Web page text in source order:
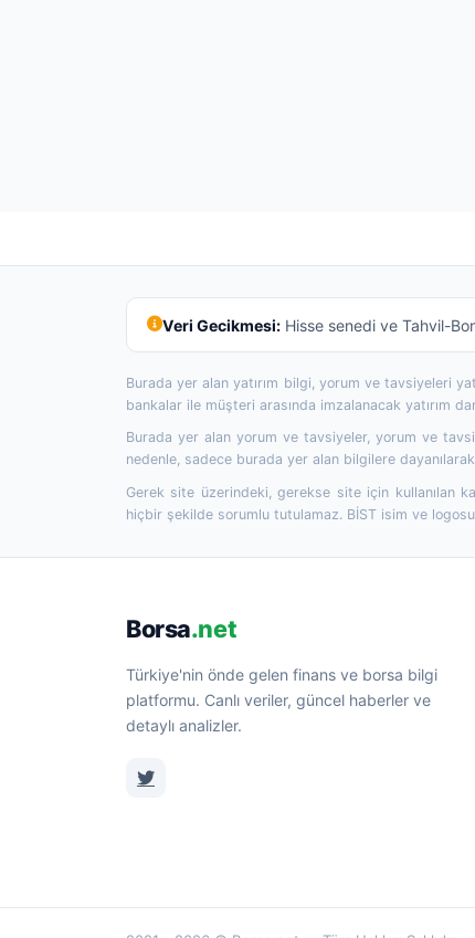
Veri Gecikmesi:Hisse senedi ve Tahvil-
Burada yer alan yatırım bilgi, yorum ve tavsiyeleri
bankalar ile müşteri arasında imzalanacak yatırım
Burada yer alan yorum ve tavsiyeler, yorum ve
nedenle, sadece burada yer alan bilgilere
Gerek site üzerindeki, gerekse site için kullanılan
hiçbir şekilde sorumlu tutulamaz. BİST isim ve
Borsa.net
Türkiye'nin önde gelen finans ve borsa bilgi
platformu. Canlı veriler, güncel haberler ve
detaylı analizler.